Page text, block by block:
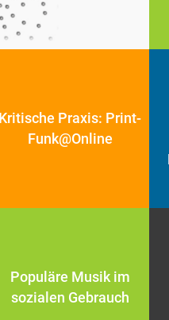
Kritische Praxis: Print-
Funk@Online
Populäre Musik im
sozialen Gebrauch